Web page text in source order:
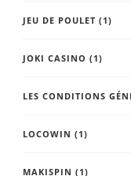
JEU DE POULET (1)
JOKI CASINO (1)
LES CONDITIONS
LOCOWIN (1)
MAKISPIN (1)